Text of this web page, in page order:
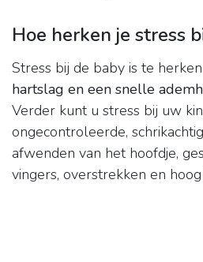
Hoe herken je stress
Stress bij de baby is te
hartslag en een snelle
Verder kunt u stress bij uw
ongecontroleerde,
afwenden van het hoofdje,
vingers, overstrekken en